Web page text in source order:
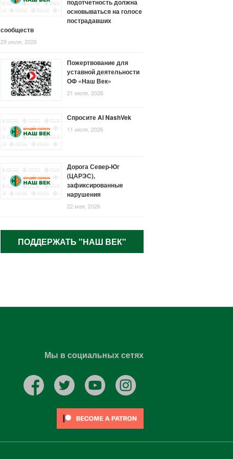
основываться на голосе
пострадавших
сообществ
29 июля, 2026
Пожертвование для
уставной деятельности
ОФ «Наш Век»
21 июля, 2026
Спросите AI NashVek
11 июля, 2026
Дорога Север-Юг
(ЦАРЭС),
зафиксированные
нарушения
22 мая, 2026
ПОДДЕРЖАТЬ "НАШ ВЕК"
Мы в социальных сетях